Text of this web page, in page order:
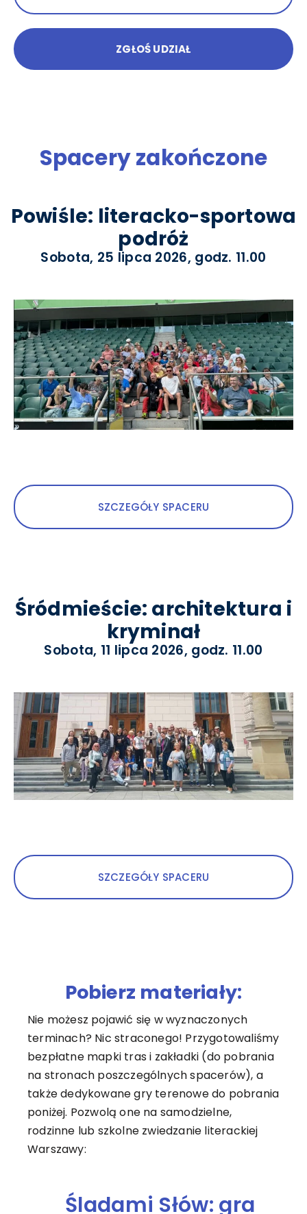
ZGŁOŚ UDZIAŁ
Spacery zakończone
Powiśle: literacko-sportowa
podróż
Sobota, 25 lipca 2026, godz. 11.00
SZCZEGÓŁY SPACERU
Śródmieście: architektura i
kryminał
Sobota, 11 lipca 2026, godz. 11.00
SZCZEGÓŁY SPACERU
Pobierz materiały:
Nie możesz pojawić się w wyznaczonych
terminach? Nic straconego! Przygotowaliśmy
bezpłatne mapki tras i zakładki (do pobrania
na stronach poszczególnych spacerów), a
także dedykowane gry terenowe do pobrania
poniżej. Pozwolą one na samodzielne,
rodzinne lub szkolne zwiedzanie literackiej
Warszawy:
Śladami Słów: gra